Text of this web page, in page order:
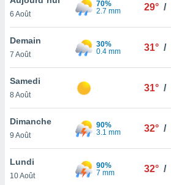
et
»,
au
vous
qu'ils
ou
le
6 Août
70%
2.7 mm
29° /
Demain
7 Août
30%
0.4 mm
31° /
Samedi
8 Août
31° /
Dimanche
9 Août
90%
3.1 mm
32° /
Lundi
10 Août
90%
7 mm
32° /